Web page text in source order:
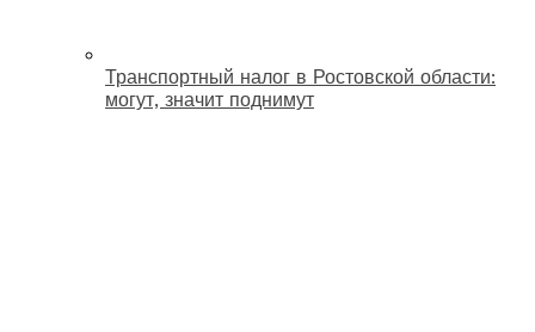
Транспортный налог в Ростовской области:
могут, значит поднимут